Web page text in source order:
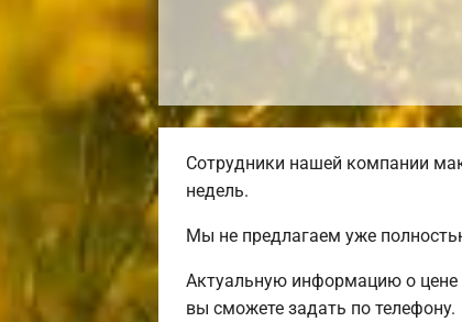
Сотрудники нашей компании
недель.
Мы не предлагаем уже
Актуальную информацию о цене
вы сможете задать по телефону.